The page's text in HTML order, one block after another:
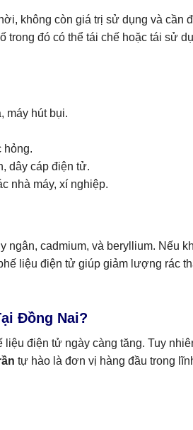
không còn giá trị sử dụng và
đó có thể tái chế hoặc tái sử
máy hút bụi.
hỏng.
dây cáp điện tử.
nhà máy, xí nghiệp.
cadmium, và beryllium. Nếu
liệu điện tử giúp giảm lượng rác
Đồng Nai?
điện tử ngày càng tăng. Tuy
tự hào là đơn vị hàng đầu trong